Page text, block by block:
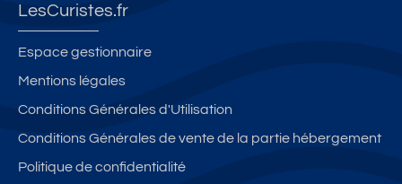
LesCuristes.fr
Espace gestionnaire
Mentions légales
Conditions Générales d'Utilisation
Conditions Générales de vente de la partie hébergement
Politique de confidentialité